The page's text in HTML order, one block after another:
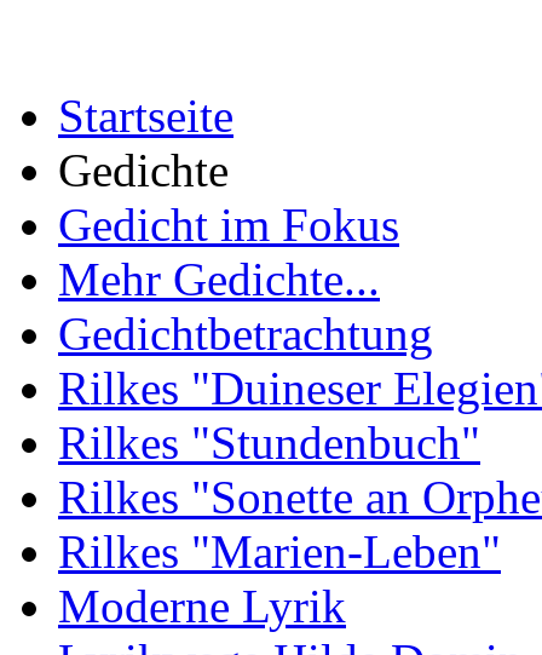
Startseite
Gedichte
Gedicht im Fokus
Mehr Gedichte...
Gedichtbetrachtung
Rilkes "Duineser
Rilkes "Stundenbuch"
Rilkes "Sonette an
Rilkes "Marien-Leben"
Moderne Lyrik